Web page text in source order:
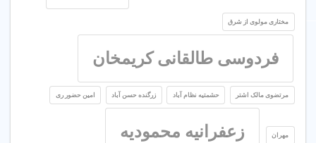
مختاری مولوی از شرق
فردوسی طالقانی کریمخان
مرتضوی مالک اشتر حشمتیه نظام آباد زرگنده حسن آباد امین حضور ری
مهران زعفرانیه محمودیه